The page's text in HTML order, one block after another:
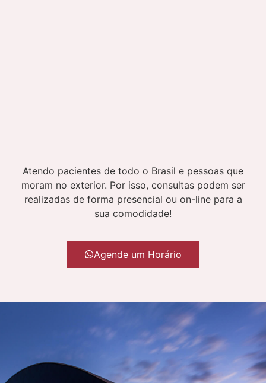
Atendo pacientes de todo o Brasil e pessoas que
moram no exterior. Por isso, consultas podem ser
realizadas de forma presencial ou on-line para a
sua comodidade!
Agende um Horário